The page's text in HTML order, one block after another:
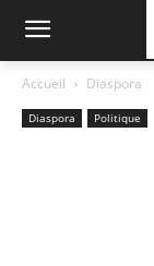
Accueil Diaspora
Diaspora Politique